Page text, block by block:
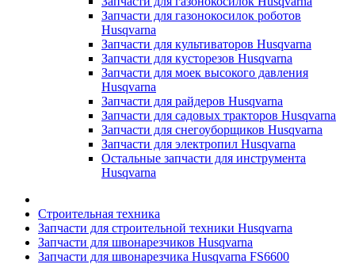
Запчасти для газонокосилок роботов
Husqvarna
Запчасти для культиваторов Husqvarna
Запчасти для кусторезов Husqvarna
Запчасти для моек высокого давления
Husqvarna
Запчасти для райдеров Husqvarna
Запчасти для садовых тракторов Husqvarna
Запчасти для снегоуборщиков Husqvarna
Запчасти для электропил Husqvarna
Остальные запчасти для инструмента
Husqvarna
Строительная техника
Запчасти для строительной техники Husqvarna
Запчасти для швонарезчиков Husqvarna
Запчасти для швонарезчика Husqvarna FS6600